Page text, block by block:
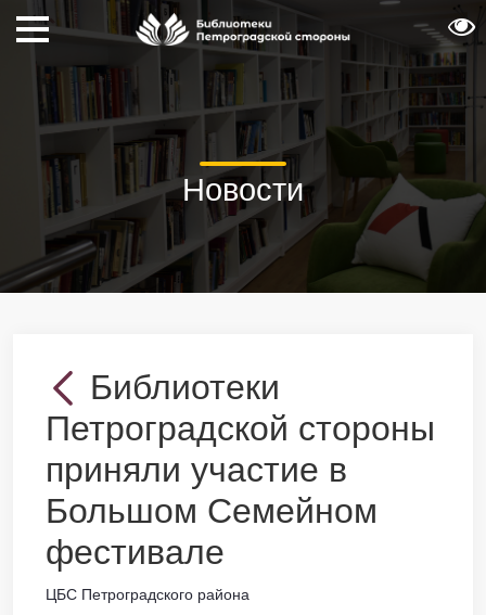
Новости
Библиотеки
Петроградской стороны
приняли участие в
Большом Семейном
фестивале
ЦБС Петроградского района